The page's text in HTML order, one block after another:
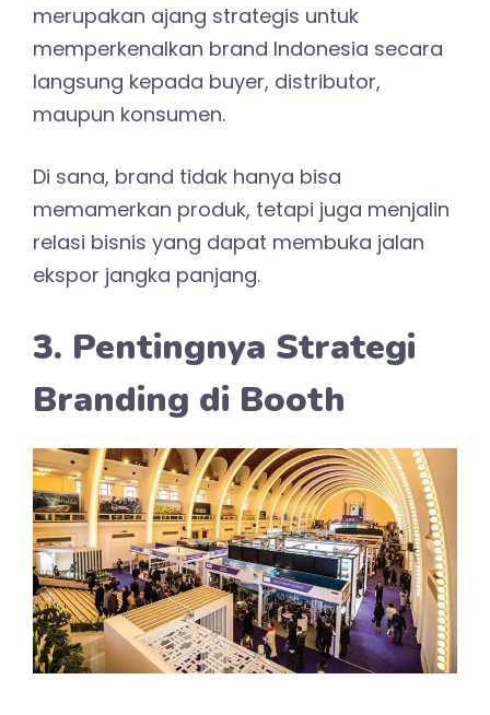
merupakan ajang strategis untuk
memperkenalkan brand Indonesia secara
langsung kepada buyer, distributor,
maupun konsumen.
Di sana, brand tidak hanya bisa
memamerkan produk, tetapi juga menjalin
relasi bisnis yang dapat membuka jalan
ekspor jangka panjang.
3. Pentingnya Strategi
Branding di Booth